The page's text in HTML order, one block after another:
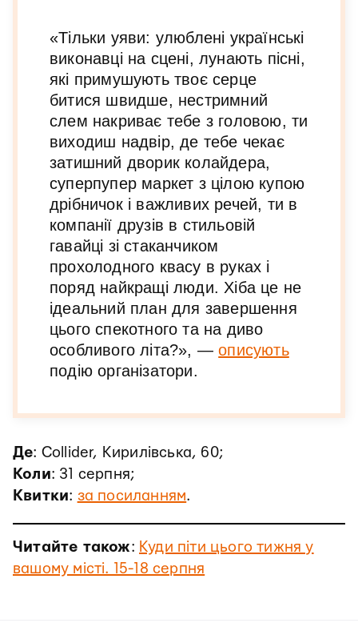
«Тільки уяви: улюблені українські
виконавці на сцені, лунають пісні,
які примушують твоє серце
битися швидше, нестримний
слем накриває тебе з головою, ти
виходиш надвір, де тебе чекає
затишний дворик колайдера,
суперпупер маркет з цілою купою
дрібничок і важливих речей, ти в
компанії друзів в стильовій
гавайці зі стаканчиком
прохолодного квасу в руках і
поряд найкращі люди. Хіба це не
ідеальний план для завершення
цього спекотного та на диво
особливого літа?», —описують
подію організатори.
Де: Collider, Кирилівська, 60;
Коли: 31 серпня;
Квитки: за посиланням.
Читайте також: Куди піти цього тижня у
вашому місті. 15-18 серпня